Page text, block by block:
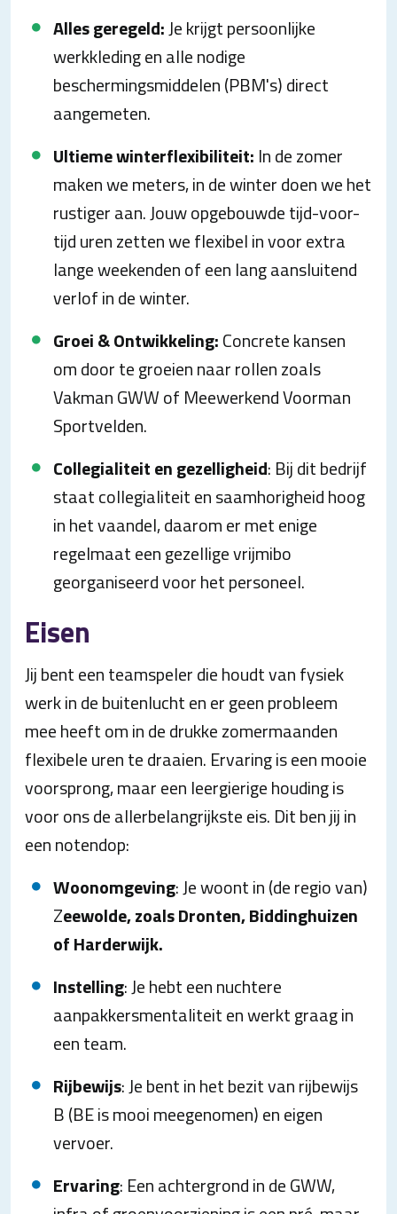
Alles geregeld:Je krijgt persoonlijke
werkkleding en alle nodige
beschermingsmiddelen (PBM's) direct
aangemeten.
Ultieme winterflexibiliteit: In de zomer
maken we meters, in de winter doen we het
rustiger aan. Jouw opgebouwde tijd-voor-
tijd uren zetten we flexibel in voor extra
lange weekenden of een lang aansluitend
verlof in de winter.
Groei & Ontwikkeling:Concrete kansen
om door te groeien naar rollen zoals
Vakman GWW of Meewerkend Voorman
Sportvelden.
Collegialiteit en gezelligheid: Bij dit bedrijf
staat collegialiteit en saamhorigheid hoog
in het vaandel, daarom er met enige
regelmaat een gezellige vrijmibo
georganiseerd voor het personeel.
Eisen
Jij bent een teamspeler die houdt van fysiek
werk in de buitenlucht en er geen probleem
mee heeft om in de drukke zomermaanden
flexibele uren te draaien. Ervaring is een mooie
voorsprong, maar een leergierige houding is
voor ons de allerbelangrijkste eis. Dit ben jij in
een notendop:
Woonomgeving: Je woont in (de regio van)
Zeewolde, zoals Dronten, Biddinghuizen
of Harderwijk.
Instelling: Je hebt een nuchtere
aanpakkersmentaliteit en werkt graag in
een team.
Rijbewijs: Je bent in het bezit van rijbewijs
B (BE is mooi meegenomen) en eigen
vervoer.
Ervaring: Een achtergrond in de GWW,